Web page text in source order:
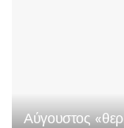
Αύγουστος